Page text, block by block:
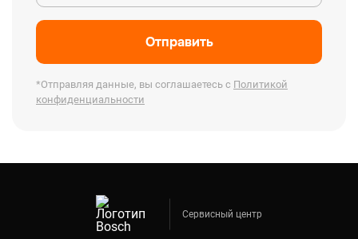
Отправить
*Отправляя данные, вы соглашаетесь с Политикой
конфиденциальности
Сервисный центр